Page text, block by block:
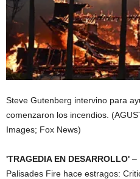
Steve Gutenberg intervino para
comenzaron los incendios.
Images; Fox News)
'TRAGEDIA EN DESARROLLO' –
Palisades Fire hace estragos: